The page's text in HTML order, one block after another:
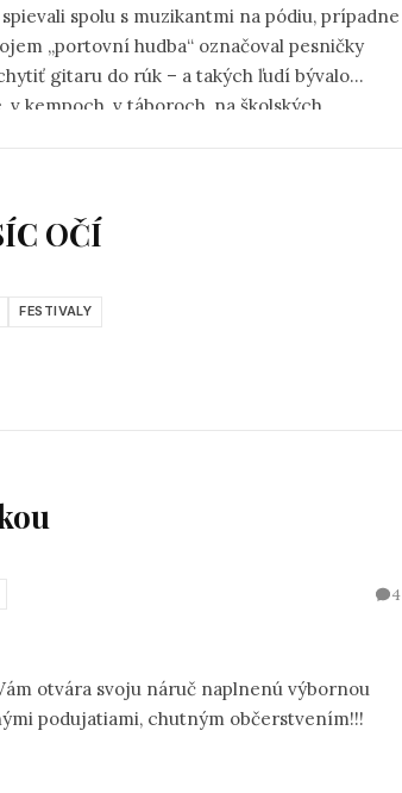
spolu s muzikantmi na pódiu, prípadne
„portovní hudba“ označoval pesničky
gitaru do rúk – a takých ľudí bývalo
kempoch, v táboroch, na školských
OČÍ
FESTIVALY
4
otvára svoju náruč naplnenú výbornou
podujatiami, chutným občerstvením!!!